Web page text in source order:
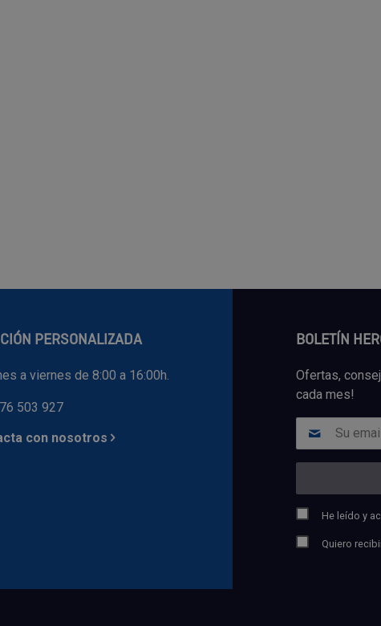
PERSONALIZADA
a viernes de 8:00 a 16:00h.
503 927
con nosotros
BOLETÍN
Ofertas,
cada mes!
He leído y
Quiero